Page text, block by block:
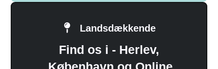
Landsdækkende
Find os i - Herlev,